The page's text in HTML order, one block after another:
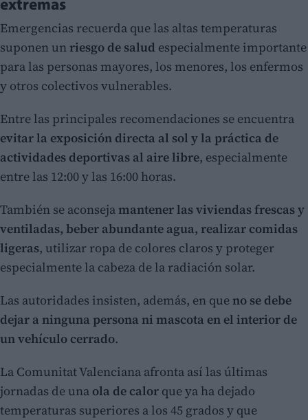
extremas
Emergencias recuerda que las altas temperaturas
suponen unriesgo de salud especialmente importante
para las personas mayores, los menores, los enfermos
y otros colectivos vulnerables.
Entre las principales recomendaciones se encuentra
evitar la exposición directa al sol y la práctica de
actividades deportivas al aire libre, especialmente
entre las 12:00 y las 16:00 horas.
También se aconsejamantener las viviendas frescas y
ventiladas, beber abundante agua, realizar comidas
ligeras, utilizar ropa de colores claros y proteger
especialmente la cabeza de la radiación solar.
Las autoridades insisten, además, en queno se debe
dejar a ninguna persona ni mascota en el interior de
un vehículo cerrado.
La Comunitat Valenciana afronta así las últimas
jornadas de una ola de calor que ya ha dejado
temperaturas superiores a los 45 grados y que